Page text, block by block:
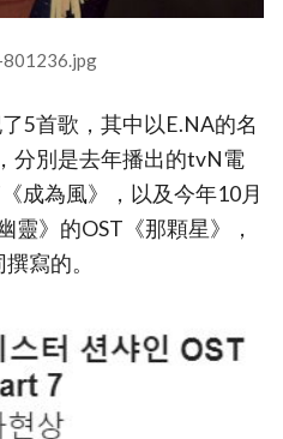
5首歌，其中以E.NA的名
分別是去年播出的tvN電
成為風》，以及今年10月
靈》的OST《那顆星》，
寫的。